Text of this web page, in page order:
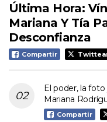
Última Hora:
Mariana Y Tía
Desconfianza
Compartir
El poder, la
Mariana
Compartir